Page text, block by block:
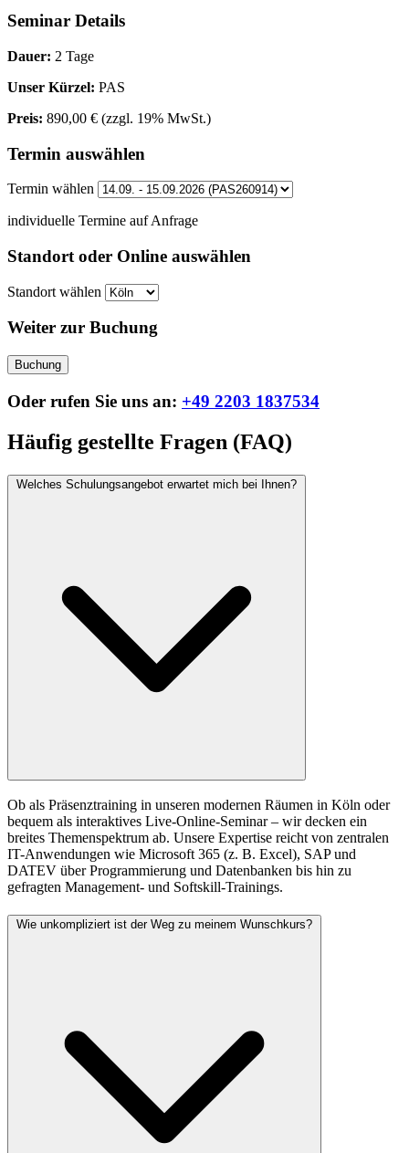
Seminar Details
Dauer: 2 Tage
Unser Kürzel: PAS
Preis: 890,00 € (zzgl. 19% MwSt.)
Termin auswählen
Termin wählen
individuelle Termine auf Anfrage
Standort oder Online auswählen
Standort wählen
Weiter zur Buchung
Buchung
Oder rufen Sie uns an: +49 2203 1837534
Häufig gestellte Fragen (FAQ)
Welches Schulungsangebot erwartet mich bei Ihnen?
Ob als Präsenztraining in unseren modernen Räumen in Köln oder
bequem als interaktives Live-Online-Seminar – wir decken ein
breites Themenspektrum ab. Unsere Expertise reicht von zentralen
IT-Anwendungen wie Microsoft 365 (z. B. Excel), SAP und
DATEV über Programmierung und Datenbanken bis hin zu
gefragten Management- und Softskill-Trainings.
Wie unkompliziert ist der Weg zu meinem Wunschkurs?